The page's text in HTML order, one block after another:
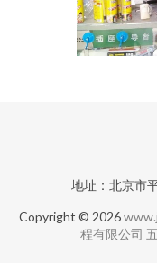
地址：北京市
Copyright © 2026
程有限公司